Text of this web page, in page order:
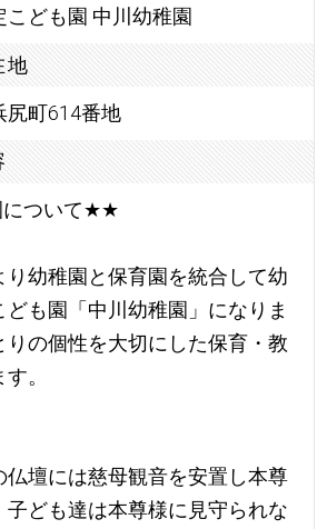
ども園 中川幼稚園
地
尻町614番地
ついて★★
り幼稚園と保育園を統合して幼
も園「中川幼稚園」になりま
りの個性を大切にした保育・教
。
仏壇には慈母観音を安置し本尊
子ども達は本尊様に見守られな